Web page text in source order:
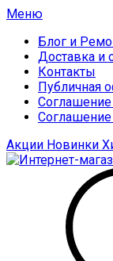
Меню
Блог и
Доставка и
Контакты
Публичная
Акции Новинки